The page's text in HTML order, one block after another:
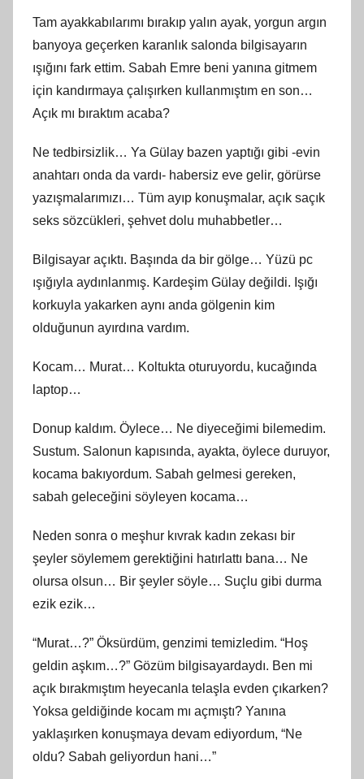
Tam ayakkabılarımı bırakıp yalın ayak, yorgun argın
banyoya geçerken karanlık salonda bilgisayarın
ışığını fark ettim. Sabah Emre beni yanına gitmem
için kandırmaya çalışırken kullanmıştım en son…
Açık mı bıraktım acaba?
Ne tedbirsizlik… Ya Gülay bazen yaptığı gibi -evin
anahtarı onda da vardı- habersiz eve gelir, görürse
yazışmalarımızı… Tüm ayıp konuşmalar, açık saçık
seks sözcükleri, şehvet dolu muhabbetler…
Bilgisayar açıktı. Başında da bir gölge… Yüzü pc
ışığıyla aydınlanmış. Kardeşim Gülay değildi. Işığı
korkuyla yakarken aynı anda gölgenin kim
olduğunun ayırdına vardım.
Kocam… Murat… Koltukta oturuyordu, kucağında
laptop…
Donup kaldım. Öylece… Ne diyeceğimi bilemedim.
Sustum. Salonun kapısında, ayakta, öylece duruyor,
kocama bakıyordum. Sabah gelmesi gereken,
sabah geleceğini söyleyen kocama…
Neden sonra o meşhur kıvrak kadın zekası bir
şeyler söylemem gerektiğini hatırlattı bana… Ne
olursa olsun… Bir şeyler söyle… Suçlu gibi durma
ezik ezik…
“Murat…?” Öksürdüm, genzimi temizledim. “Hoş
geldin aşkım…?” Gözüm bilgisayardaydı. Ben mi
açık bırakmıştım heyecanla telaşla evden çıkarken?
Yoksa geldiğinde kocam mı açmıştı? Yanına
yaklaşırken konuşmaya devam ediyordum, “Ne
oldu? Sabah geliyordun hani…”